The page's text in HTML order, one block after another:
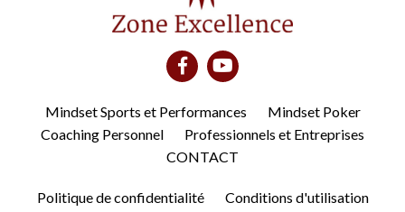
Mindset Sports et Performances
Mindset Poker
Coaching Personnel
Professionnels et Entreprises
CONTACT
Politique de confidentialité Conditions d'utilisation